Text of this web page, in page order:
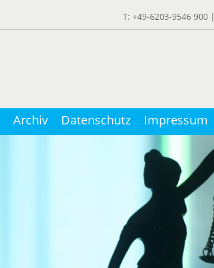
T: +49-6203-9546 900 |
Archiv Datenschutz Impressum